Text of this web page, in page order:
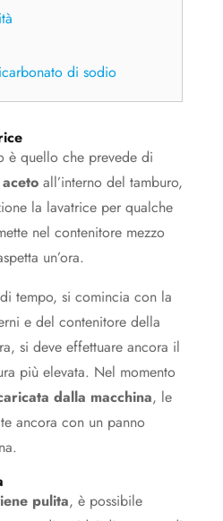
di sodio
è quello che prevede di
all’interno del tamburo,
la lavatrice per qualche
nel contenitore mezzo
un’ora.
tempo, si comincia con la
e del contenitore della
si deve effettuare ancora il
più elevata. Nel momento
dalla macchina, le
ancora con un panno
pulita, è possibile